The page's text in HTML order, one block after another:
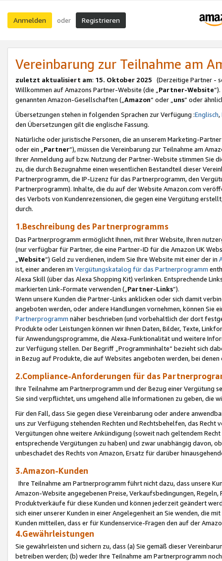
Anmelden oder Registrieren
Vereinbarung zur Teilnahme am
zuletzt aktualisiert am: 15. Oktober 2025 (Derzeitige Partner -
Willkommen auf Amazons Partner-Website (die „Partner-Website
genannten Amazon-Gesellschaften („Amazon“ oder „uns“ oder
Übersetzungen stehen in folgenden Sprachen zur Verfügung :Englisch,
den Übersetzungen gilt die englische Fassung.
Natürliche oder juristische Personen, die an unserem Marketing-
oder ein „Partner“), müssen die Vereinbarung zur Teilnahme am
Ihrer Anmeldung auf bzw. Nutzung der Partner-Website stimmen Sie
zu, die durch Bezugnahme einen wesentlichen Bestandteil dieser
Partnerprogramm, die IP-Lizenz für das Partnerprogramm, den
Partnerprogramm). Inhalte, die du auf der Website Amazon.com
des Verbots von Kundenrezensionen, die gegen eine Vergütung
durch.
1.Beschreibung des Partnerprogramms
Das Partnerprogramm ermöglicht Ihnen, mit Ihrer Website, Ihren
(nur verfügbar für Partner, die eine Partner-ID für die Amazon UK
Website“) Geld zu verdienen, indem Sie Ihre Website mit einer der in
ist, einer anderen im Vergütungskatalog für das Partnerprogramm
Alexa Skill (über das Alexa Shopping Kit) verlinken. Entsprechende
markierten Link-Formate verwenden („ Partner-Links“).
Wenn unsere Kunden die Partner-Links anklicken oder sich damit
angeboten werden, oder andere Handlungen vornehmen, können Sie
Partnerprogramm näher beschrieben (und vorbehaltlich der dort
Produkte oder Leistungen können wir Ihnen Daten, Bilder, Texte,
für Anwendungsprogramme, die Alexa-Funktionalität und weitere
zur Verfügung stellen. Der Begriff „Programminhalte“ bezieht sich
in Bezug auf Produkte, die auf Websites angeboten werden, bei
2.Compliance-Anforderungen für das
Ihre Teilnahme am Partnerprogramm und der Bezug einer Vergütung
Sie sind verpflichtet, uns umgehend alle Informationen zu geben, die
Für den Fall, dass Sie gegen diese Vereinbarung oder andere
uns zur Verfügung stehenden Rechten und Rechtsbehelfen, das
Vergütungen ohne weitere Ankündigung (soweit nach geltendem
entsprechende Vergütungen zu haben) und zwar unabhängig davon,
unbeschadet des Rechts von Amazon, Ersatz für darüber
3.Amazon-Kunden
Ihre Teilnahme am Partnerprogramm führt nicht dazu, dass unsere
Amazon-Website angegebenen Preise, Verkaufsbedingungen,
Produktverkäufe für diese Kunden und können jederzeit geändert
sich einer unserer Kunden in einer Angelegenheit an Sie wenden, die
Kunden mitteilen, dass er für Kundenservice-Fragen den auf der
4.Gewährleistungen
Sie gewährleisten und sichern zu, dass (a) Sie gemäß dieser
betreiben werden; (b) weder Ihre Teilnahme am Partnerprogramm